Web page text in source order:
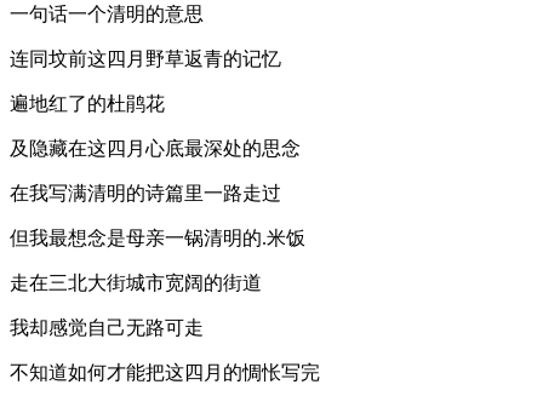
一句话一个清明的意思
连同坟前这四月野草返青的记忆
遍地红了的杜鹃花
及隐藏在这四月心底最深处的思念
在我写满清明的诗篇里一路走过
但我最想念是母亲一锅清明的.米饭
走在三北大街城市宽阔的街道
我却感觉自己无路可走
不知道如何才能把这四月的惆怅写完